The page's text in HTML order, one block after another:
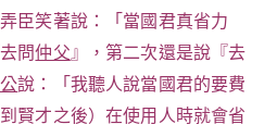
臣笑著說：「當國君真省力
問仲父 』，第二次還是說『去
說：「我聽人說當國君的要費
賢才之後）在使用人時就會省